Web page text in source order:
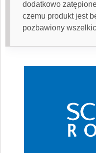
dodatkowo
czemu produkt jest
pozbawiony